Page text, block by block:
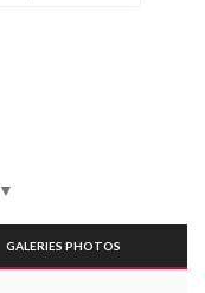
▼
GALERIES PHOTOS